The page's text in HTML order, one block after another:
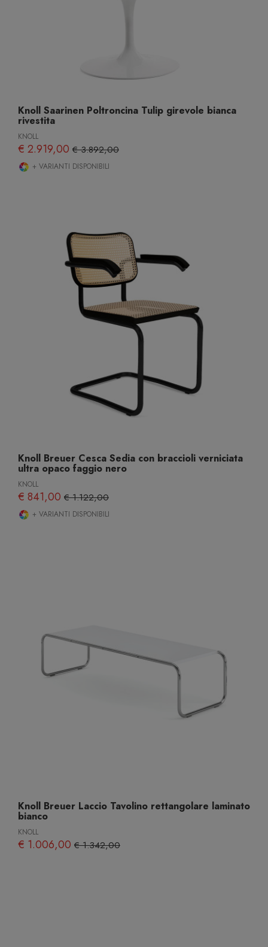
Knoll Saarinen Poltroncina Tulip girevole bianca
rivestita
KNOLL
€ 2.919,00 € 3.892,00
+ VARIANTI DISPONIBILI
Knoll Breuer Cesca Sedia con braccioli verniciata
ultra opaco faggio nero
KNOLL
€ 841,00 € 1.122,00
+ VARIANTI DISPONIBILI
Knoll Breuer Laccio Tavolino rettangolare laminato
bianco
KNOLL
€ 1.006,00 € 1.342,00